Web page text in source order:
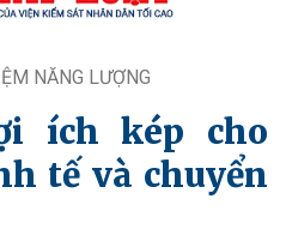
NĂNG LƯỢNG
ích kép cho
tế và chuyển